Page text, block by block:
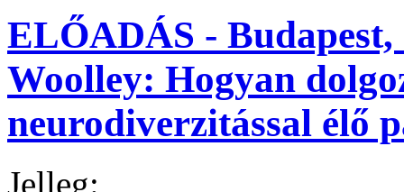
ELŐADÁS - Budapest,
Woolley: Hogyan
neurodiverzitással élő
Jelleg: